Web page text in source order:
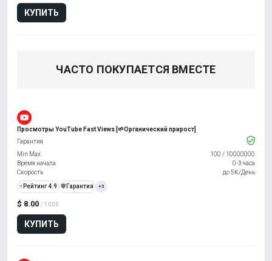
КУПИТЬ
ЧАСТО ПОКУПАЕТСЯ ВМЕСТЕ
Просмотры YouTube Fast Views [🌱Органический прирост]
$ 8.00 / 1000
КУПИТЬ
Гарантия
Min Max
100 / 10000000
Время начала
0-3 часа
Скорость
до 5K/День
⭐ Рейтинг 4.9 ️🛡️ Гарантия +3